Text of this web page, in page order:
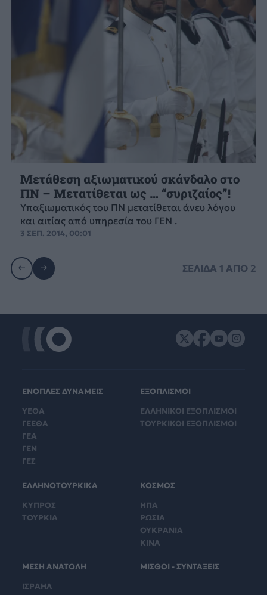
Μετάθεση αξιωματικού σκάνδαλο στο
ΠΝ – Μετατίθεται ως … “συριζαίος”!
Υπαξιωματικός του ΠΝ μετατίθεται άνευ λόγου
και αιτίας από υπηρεσία του ΓΕΝ .
3 ΣΕΠ. 2014, 00:01
ΣΕΛΙΔΑ1 ΑΠΟ 2
ΕΝΟΠΛΕΣ ΔΥΝΑΜΕΙΣ
ΥΕΘΑ
ΓΕΕΘΑ
ΓΕΑ
ΓΕΝ
ΓΕΣ
ΕΞΟΠΛΙΣΜΟΙ
ΕΛΛΗΝΙΚΟΙ ΕΞΟΠΛΙΣΜΟΙ
ΤΟΥΡΚΙΚΟΙ ΕΞΟΠΛΙΣΜΟΙ
ΕΛΛΗΝΟΤΟΥΡΚΙΚΑ
ΚΥΠΡΟΣ
ΤΟΥΡΚΙΑ
ΚΟΣΜΟΣ
ΗΠΑ
ΡΩΣΙΑ
ΟΥΚΡΑΝΙΑ
ΚΙΝΑ
ΜΕΣΗ ΑΝΑΤΟΛΗ
ΙΣΡΑΗΛ
ΜΙΣΘΟΙ - ΣΥΝΤΑΞΕΙΣ